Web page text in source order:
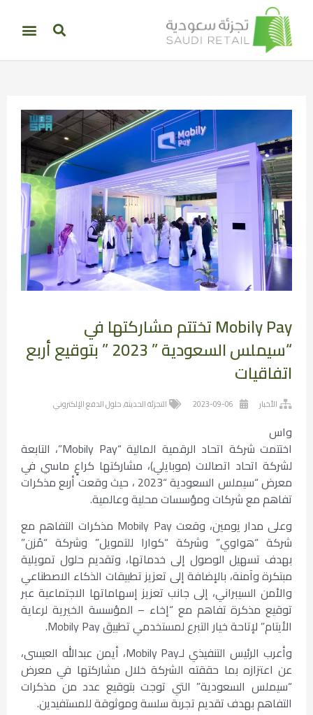
Mobily Pay تختتم مشاركتها في
“سيملس السعودية ” 2023 ” بتوقيع أربع
اتفاقيات
الأخبار 2023-09-06 التجزئة الحديثة,حلول الدفع الإلكتروني
واس
اختتمت شركة اتحاد الرقمية المالية “Mobily Pay”، التابعة
لشركة اتحاد اتصالات (موبايلي)، مشاركتها كراعٍ ماسي في
معرض “سيملس السعودية “2023 ، حيث وقعت أربع مذكرات
تفاهم مع شركات ومؤسسات محلية وعالمية.
وعلى مدار يومين، وقعت Mobily Pay مذكرات التفاهم مع
شركة “هواوي” وشركة “كوارا للتمويل” وشركة “مُزن”
بهدف تسهيل الوصول إلى خدماتها، وتقديم حلول تمويلية
مبتكرة وآمنة، بالإضافة إلى تعزيز تطبيقات الذكاء الاصطناعي
والأمن السيبراني، إلى جانب تعزيز إسهاماتها الاجتماعية عبر
توقيع مذكرة تفاهم مع “إخاء – المؤسسة الخيرية لرعاية
الأيتام” لإتاحة خيار التبرع لمستخدمي تطبيق Mobily Pay.
وأعرب الرئيس التنفيذي لـMobily Pay، أيمن عبدالله العيسى،
عن اعتزازه بما حققته الشركة خلال مشاركتها في معرض
“سيملس السعودية” التي توجت بتوقيع عدد من مذكرات
التفاهم بهدف تقديم تجربة سلسة وموثوقة للمستفيدين.